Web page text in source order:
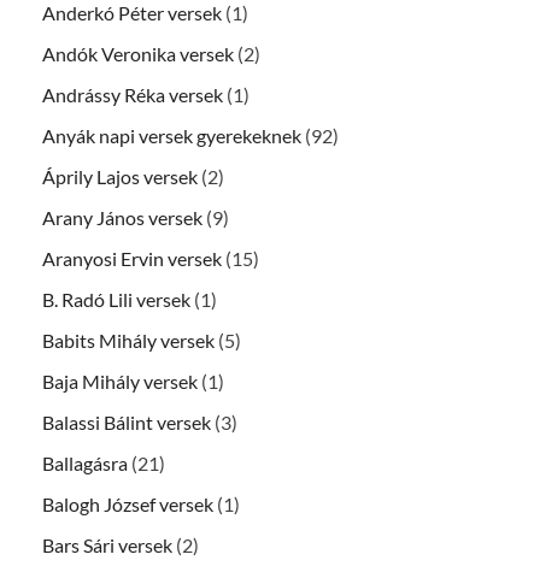
Anderkó Péter versek (1)
Andók Veronika versek (2)
Andrássy Réka versek (1)
Anyák napi versek gyerekeknek (92)
Áprily Lajos versek (2)
Arany János versek (9)
Aranyosi Ervin versek (15)
B. Radó Lili versek (1)
Babits Mihály versek (5)
Baja Mihály versek (1)
Balassi Bálint versek (3)
Ballagásra (21)
Balogh József versek (1)
Bars Sári versek (2)